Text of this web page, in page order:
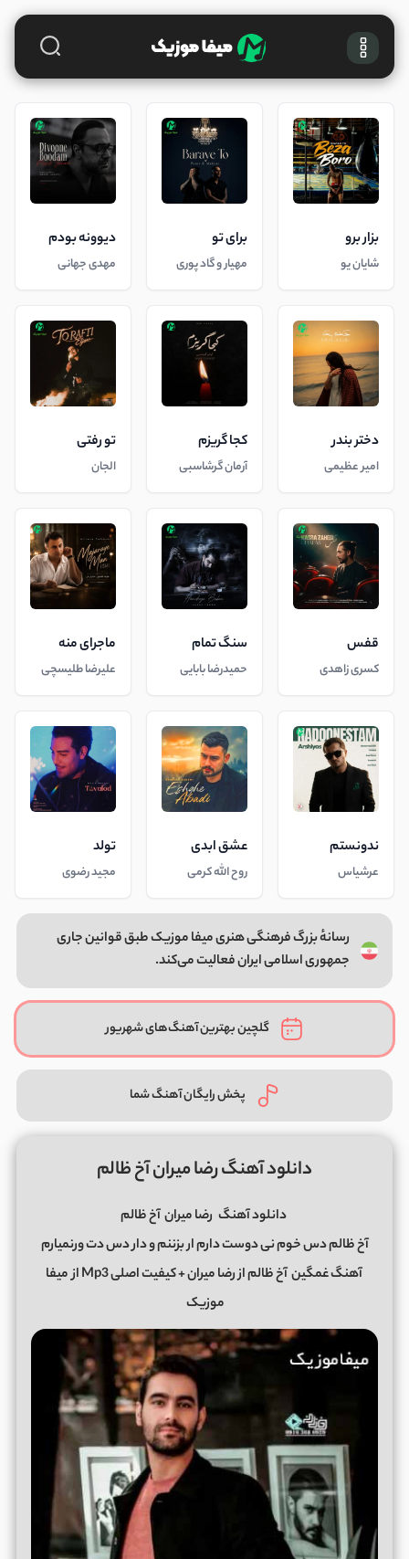
بزار برو
شایان یو
برای تو
مهیار و گاد پوری
دیوونه بودم
مهدی جهانی
دختر بندر
امیر عظیمی
کجا گریزم
آرمان گرشاسبی
تو رفتی
الجان
قفس
کسری زاهدی
سنگ تمام
حمیدرضا بابایی
ماجرای منه
علیرضا طلیسچی
ندونستم
عرشیاس
عشق ابدی
روح الله کرمی
تولد
مجید رضوی
رسانهٔ بزرگ فرهنگی هنری میفا موزیک طبق قوانین جاری
جمهوری اسلامی ایران فعالیت می‌کند.
گلچین بهترین آهنگ‌های شهریور
پخش رایگان آهنگ شما
دانلود آهنگ رضا میران آخ ظالم
دانلود آهنگ رضا میرانآخ ظالم
آخ ظالم دس خوم نی دوست دارم ار بزننم و دار دس دت ورنمیارم
آهنگ غمگینآخ ظالمازرضا میران+ کیفیت اصلی Mp3 از
میفا
موزیک